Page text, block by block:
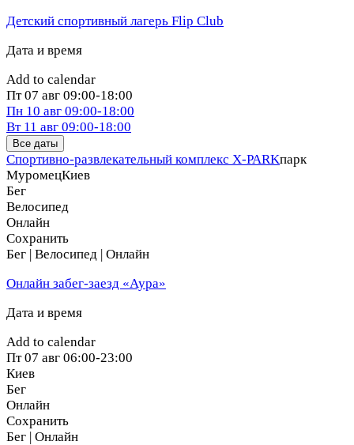
Детский спортивный лагерь Flip Club
Дата и время
Add to calendar
Пт 07 авг 09:00-18:00
Пн 10 авг 09:00-18:00
Вт 11 авг 09:00-18:00
Все даты
Спортивно-развлекательный комплекс X-PARKпарк
МуромецКиев
Бег
Велосипед
Онлайн
Сохранить
Бег | Велосипед | Онлайн
Онлайн забег-заезд «Аура»
Дата и время
Add to calendar
Пт 07 авг 06:00-23:00
Киев
Бег
Онлайн
Сохранить
Бег | Онлайн